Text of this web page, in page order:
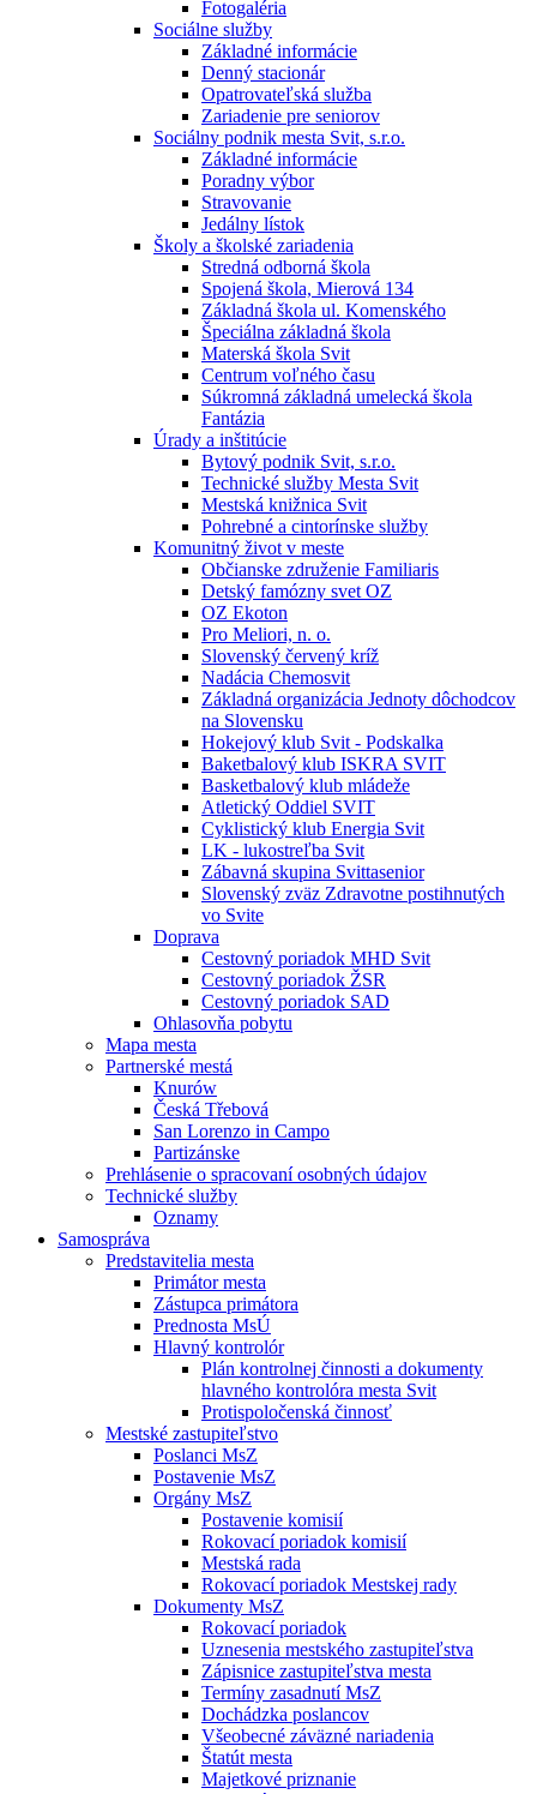
Fotogaléria
Sociálne služby
Základné informácie
Denný stacionár
Opatrovateľská služba
Zariadenie pre seniorov
Sociálny podnik mesta Svit, s.r.o.
Základné informácie
Poradny výbor
Stravovanie
Jedálny lístok
Školy a školské zariadenia
Stredná odborná škola
Spojená škola, Mierová 134
Základná škola ul. Komenského
Špeciálna základná škola
Materská škola Svit
Centrum voľného času
Súkromná základná umelecká škola
Fantázia
Úrady a inštitúcie
Bytový podnik Svit, s.r.o.
Technické služby Mesta Svit
Mestská knižnica Svit
Pohrebné a cintorínske služby
Komunitný život v meste
Občianske združenie Familiaris
Detský famózny svet OZ
OZ Ekoton
Pro Meliori, n. o.
Slovenský červený kríž
Nadácia Chemosvit
Základná organizácia Jednoty dôchodcov
na Slovensku
Hokejový klub Svit - Podskalka
Baketbalový klub ISKRA SVIT
Basketbalový klub mládeže
Atletický Oddiel SVIT
Cyklistický klub Energia Svit
LK - lukostreľba Svit
Zábavná skupina Svittasenior
Slovenský zväz Zdravotne postihnutých
vo Svite
Doprava
Cestovný poriadok MHD Svit
Cestovný poriadok ŽSR
Cestovný poriadok SAD
Ohlasovňa pobytu
Mapa mesta
Partnerské mestá
Knurów
Česká Třebová
San Lorenzo in Campo
Partizánske
Prehlásenie o spracovaní osobných údajov
Technické služby
Oznamy
Samospráva
Predstavitelia mesta
Primátor mesta
Zástupca primátora
Prednosta MsÚ
Hlavný kontrolór
Plán kontrolnej činnosti a dokumenty
hlavného kontrolóra mesta Svit
Protispoločenská činnosť
Mestské zastupiteľstvo
Poslanci MsZ
Postavenie MsZ
Orgány MsZ
Postavenie komisií
Rokovací poriadok komisií
Mestská rada
Rokovací poriadok Mestskej rady
Dokumenty MsZ
Rokovací poriadok
Uznesenia mestského zastupiteľstva
Zápisnice zastupiteľstva mesta
Termíny zasadnutí MsZ
Dochádzka poslancov
Všeobecné záväzné nariadenia
Štatút mesta
Majetkové priznanie